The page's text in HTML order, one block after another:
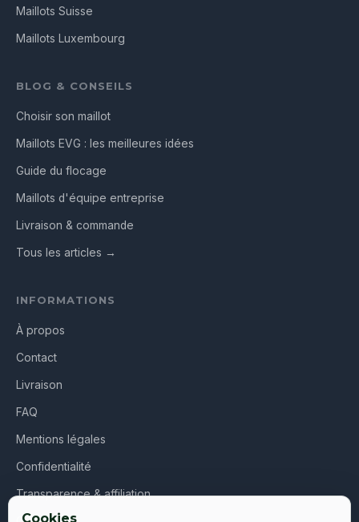
Maillots Suisse
Maillots Luxembourg
BLOG & CONSEILS
Choisir son maillot
Maillots EVG : les meilleures idées
Guide du flocage
Maillots d'équipe entreprise
Livraison & commande
Tous les articles →
INFORMATIONS
À propos
Contact
Livraison
FAQ
Mentions légales
Confidentialité
Transparence & affiliation
Cookies